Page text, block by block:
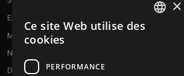
Expédition & retours
Modes de paiement
Notre programme de fidélité
Disques cadeaux
×
Ce site Web utilise des
cookies
PERFORMANCE